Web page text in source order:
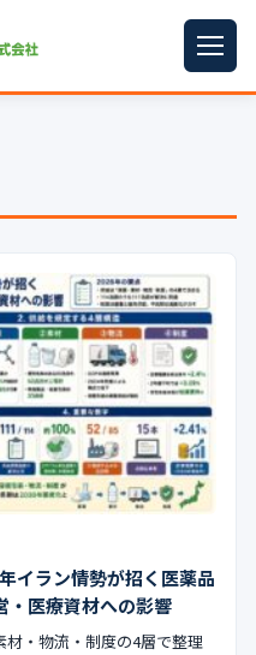
▼
イラン情勢が招く医薬品
・医療資材への影響
・物流・制度の4層で整理